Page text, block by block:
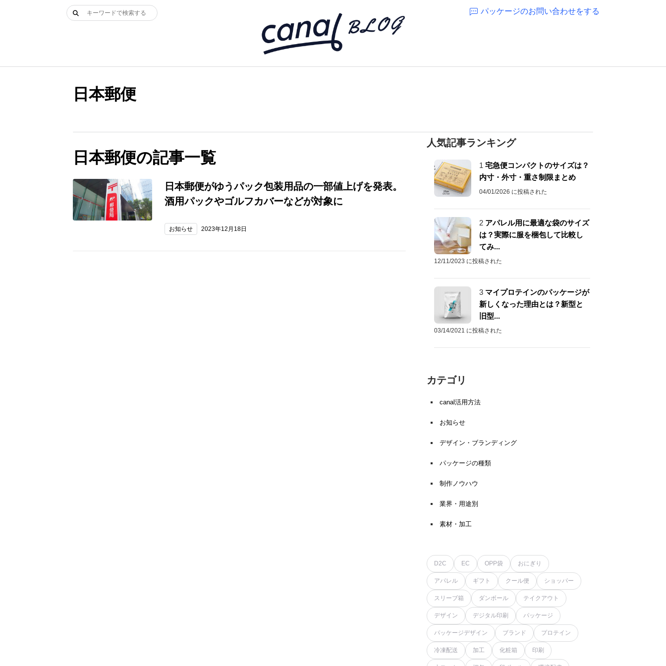
検
パッケージのお問い合わせをする
日本郵便
日本郵便の記事一覧
日本郵便がゆうパック包装用品の一部値上げを発表。
酒用パックやゴルフカバーなどが対象に
お知らせ 2023年12月18日
人気記事ランキング
1 宅急便コンパクトのサイズは？
内寸・外寸・重さ制限まとめ
04/01/2026 に投稿された
2 アパレル用に最適な袋のサイズ
は？実際に服を梱包して比較し
てみ...
12/11/2023 に投稿された
3 マイプロテインのパッケージが
新しくなった理由とは？新型と
旧型...
03/14/2021 に投稿された
カテゴリ
canal活用方法
お知らせ
デザイン・ブランディング
パッケージの種類
制作ノウハウ
業界・用途別
素材・加工
D2C EC OPP袋 おにぎり
アパレル ギフト クール便 ショッパー
スリーブ箱 ダンボール テイクアウト
デザイン デジタル印刷 パッケージ
パッケージデザイン ブランド プロテイン
冷凍配送 加工 化粧箱 印刷